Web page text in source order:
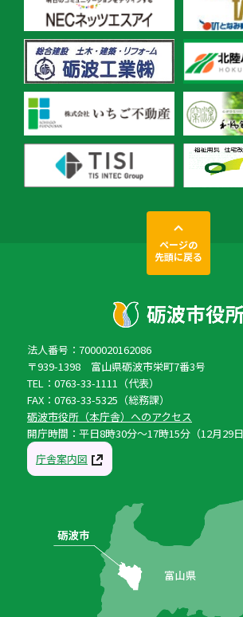
ページの
先頭に戻る
法人番号：7000020162086
〒939-1398 富山県砺波市栄町7番3号
TEL：0763-33-1111（代表）
FAX：0763-33-5325（総務課）
砺波市役所（本庁舎）へのアクセス
開庁時間：平日8時30分〜17時15分（12月29
庁舎案内図